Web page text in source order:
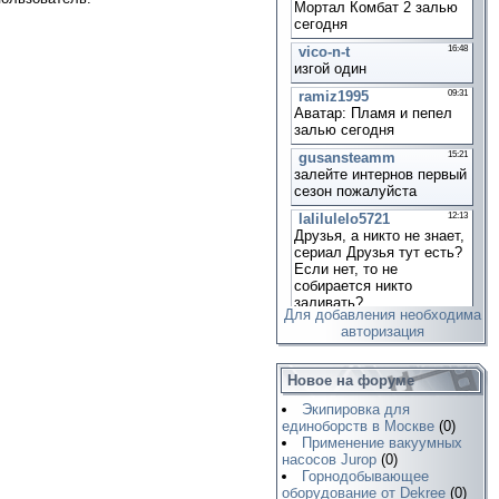
Для добавления необходима
авторизация
Новое на форуме
Экипировка для
единоборств в Москве (0)
Применение вакуумных
насосов Jurop (0)
Горнодобывающее
оборудование от Dekree (0)